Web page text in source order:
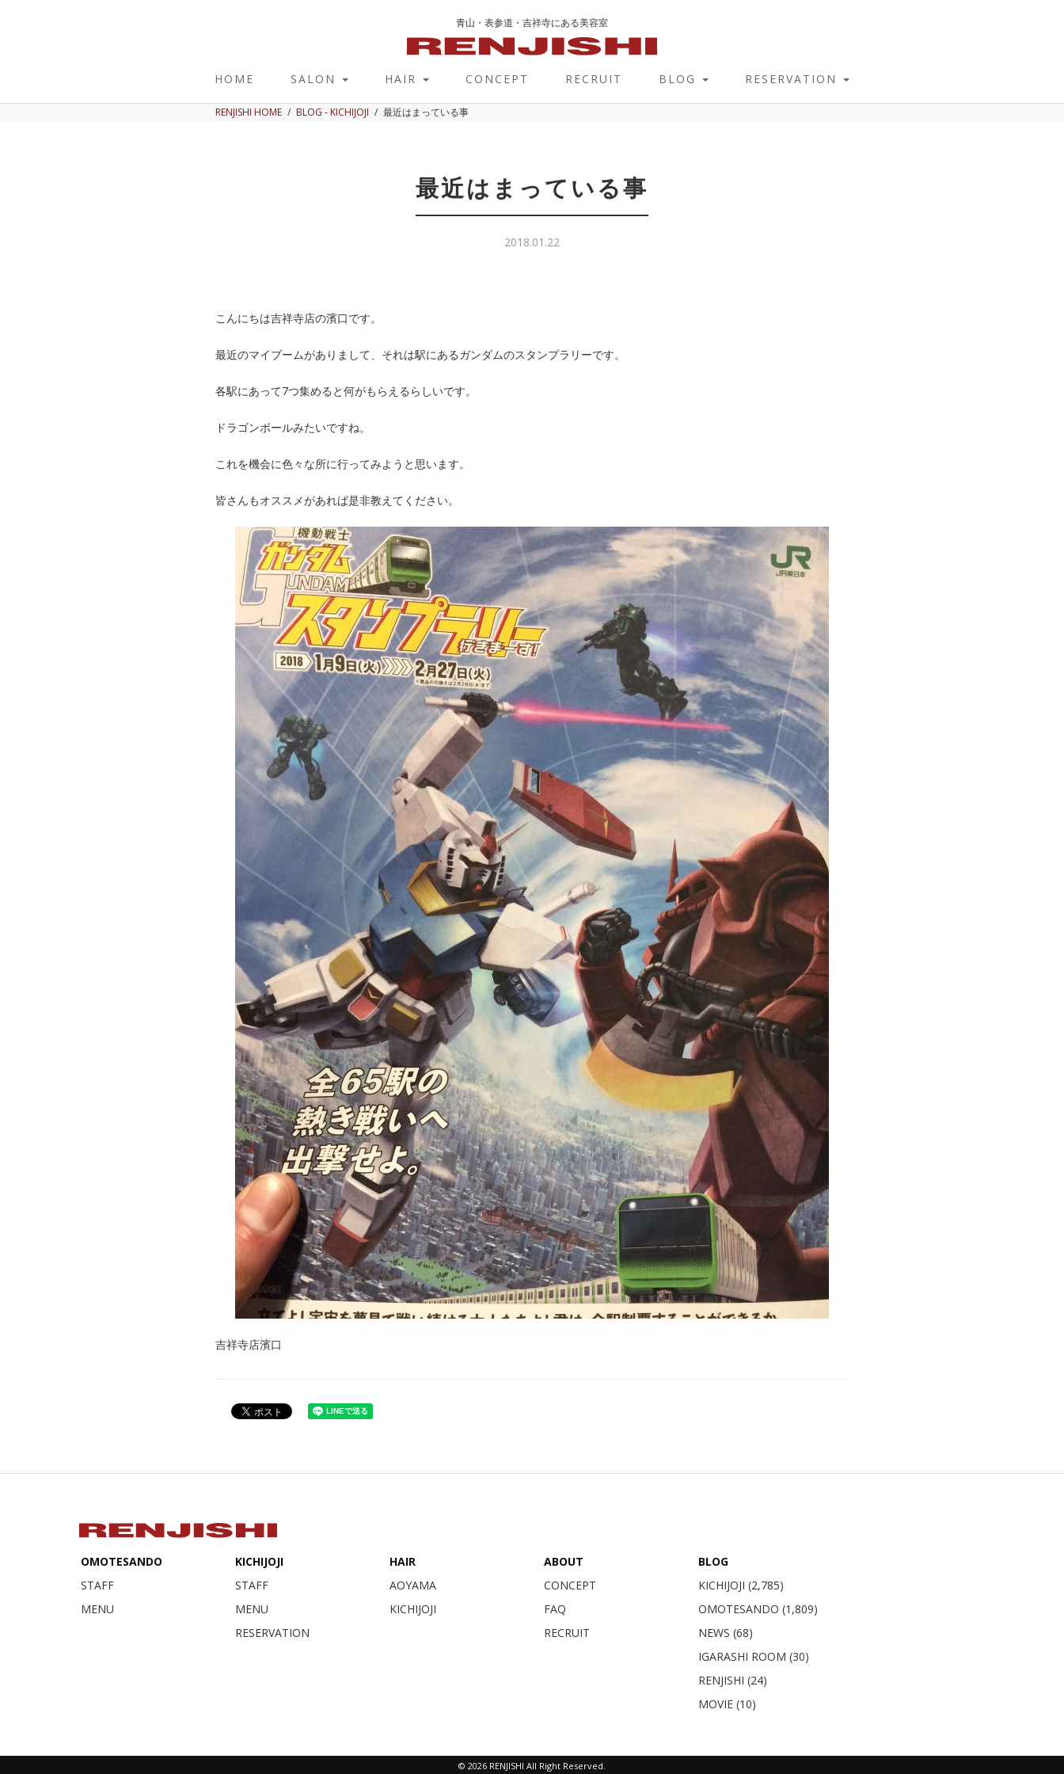
青山・表参道・吉祥寺にある美容室
HOME SALON HAIR CONCEPT RECRUIT BLOG RESERVATION
RENJISHI HOME BLOG - KICHIJOJI 最近はまっている事
最近はまっている事
2018.01.22
こんにちは吉祥寺店の濱口です。
最近のマイブームがありまして、それは駅にあるガンダムのスタンプラリーです。
各駅にあって7つ集めると何がもらえるらしいです。
ドラゴンボールみたいですね。
これを機会に色々な所に行ってみようと思います。
皆さんもオススメがあれば是非教えてください。
吉祥寺店濱口
OMOTESANDO
STAFF
MENU
KICHIJOJI
STAFF
MENU
RESERVATION
HAIR
AOYAMA
KICHIJOJI
ABOUT
CONCEPT
FAQ
RECRUIT
BLOG
KICHIJOJI (2,785)
OMOTESANDO (1,809)
NEWS (68)
IGARASHI ROOM (30)
RENJISHI (24)
MOVIE (10)
© 2026 RENJISHI All Right Reserved.